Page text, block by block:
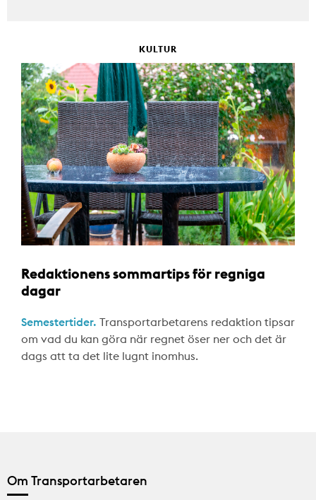
KULTUR
Redaktionens sommartips för regniga
dagar
Semestertider. Transportarbetarens redaktion tipsar
om vad du kan göra när regnet öser ner och det är
dags att ta det lite lugnt inomhus.
Om Transportarbetaren